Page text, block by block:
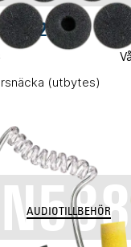
(utbytes)
AUDIOTILLBEHÖR